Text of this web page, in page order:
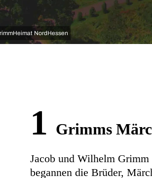
NordHessen
1 Grimms
Jacob und Wilhelm
begannen die Brüder,